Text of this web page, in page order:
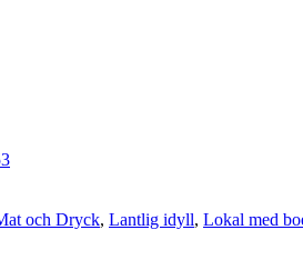
och Dryck, Lantlig idyll, Lokal med